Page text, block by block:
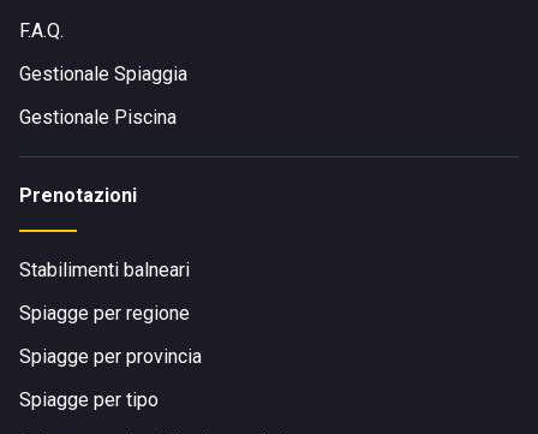
F.A.Q.
Gestionale Spiaggia
Gestionale Piscina
Prenotazioni
Stabilimenti balneari
Spiagge per regione
Spiagge per provincia
Spiagge per tipo